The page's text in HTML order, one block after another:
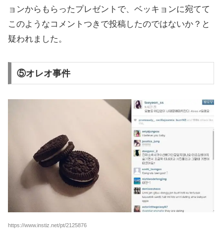
ョンからもらったプレゼントで、ベッキョンに宛てて
このようなコメントつきで投稿したのではないか？と
疑われました。
⑤オレオ事件
https://www.instiz.net/pt/2125876